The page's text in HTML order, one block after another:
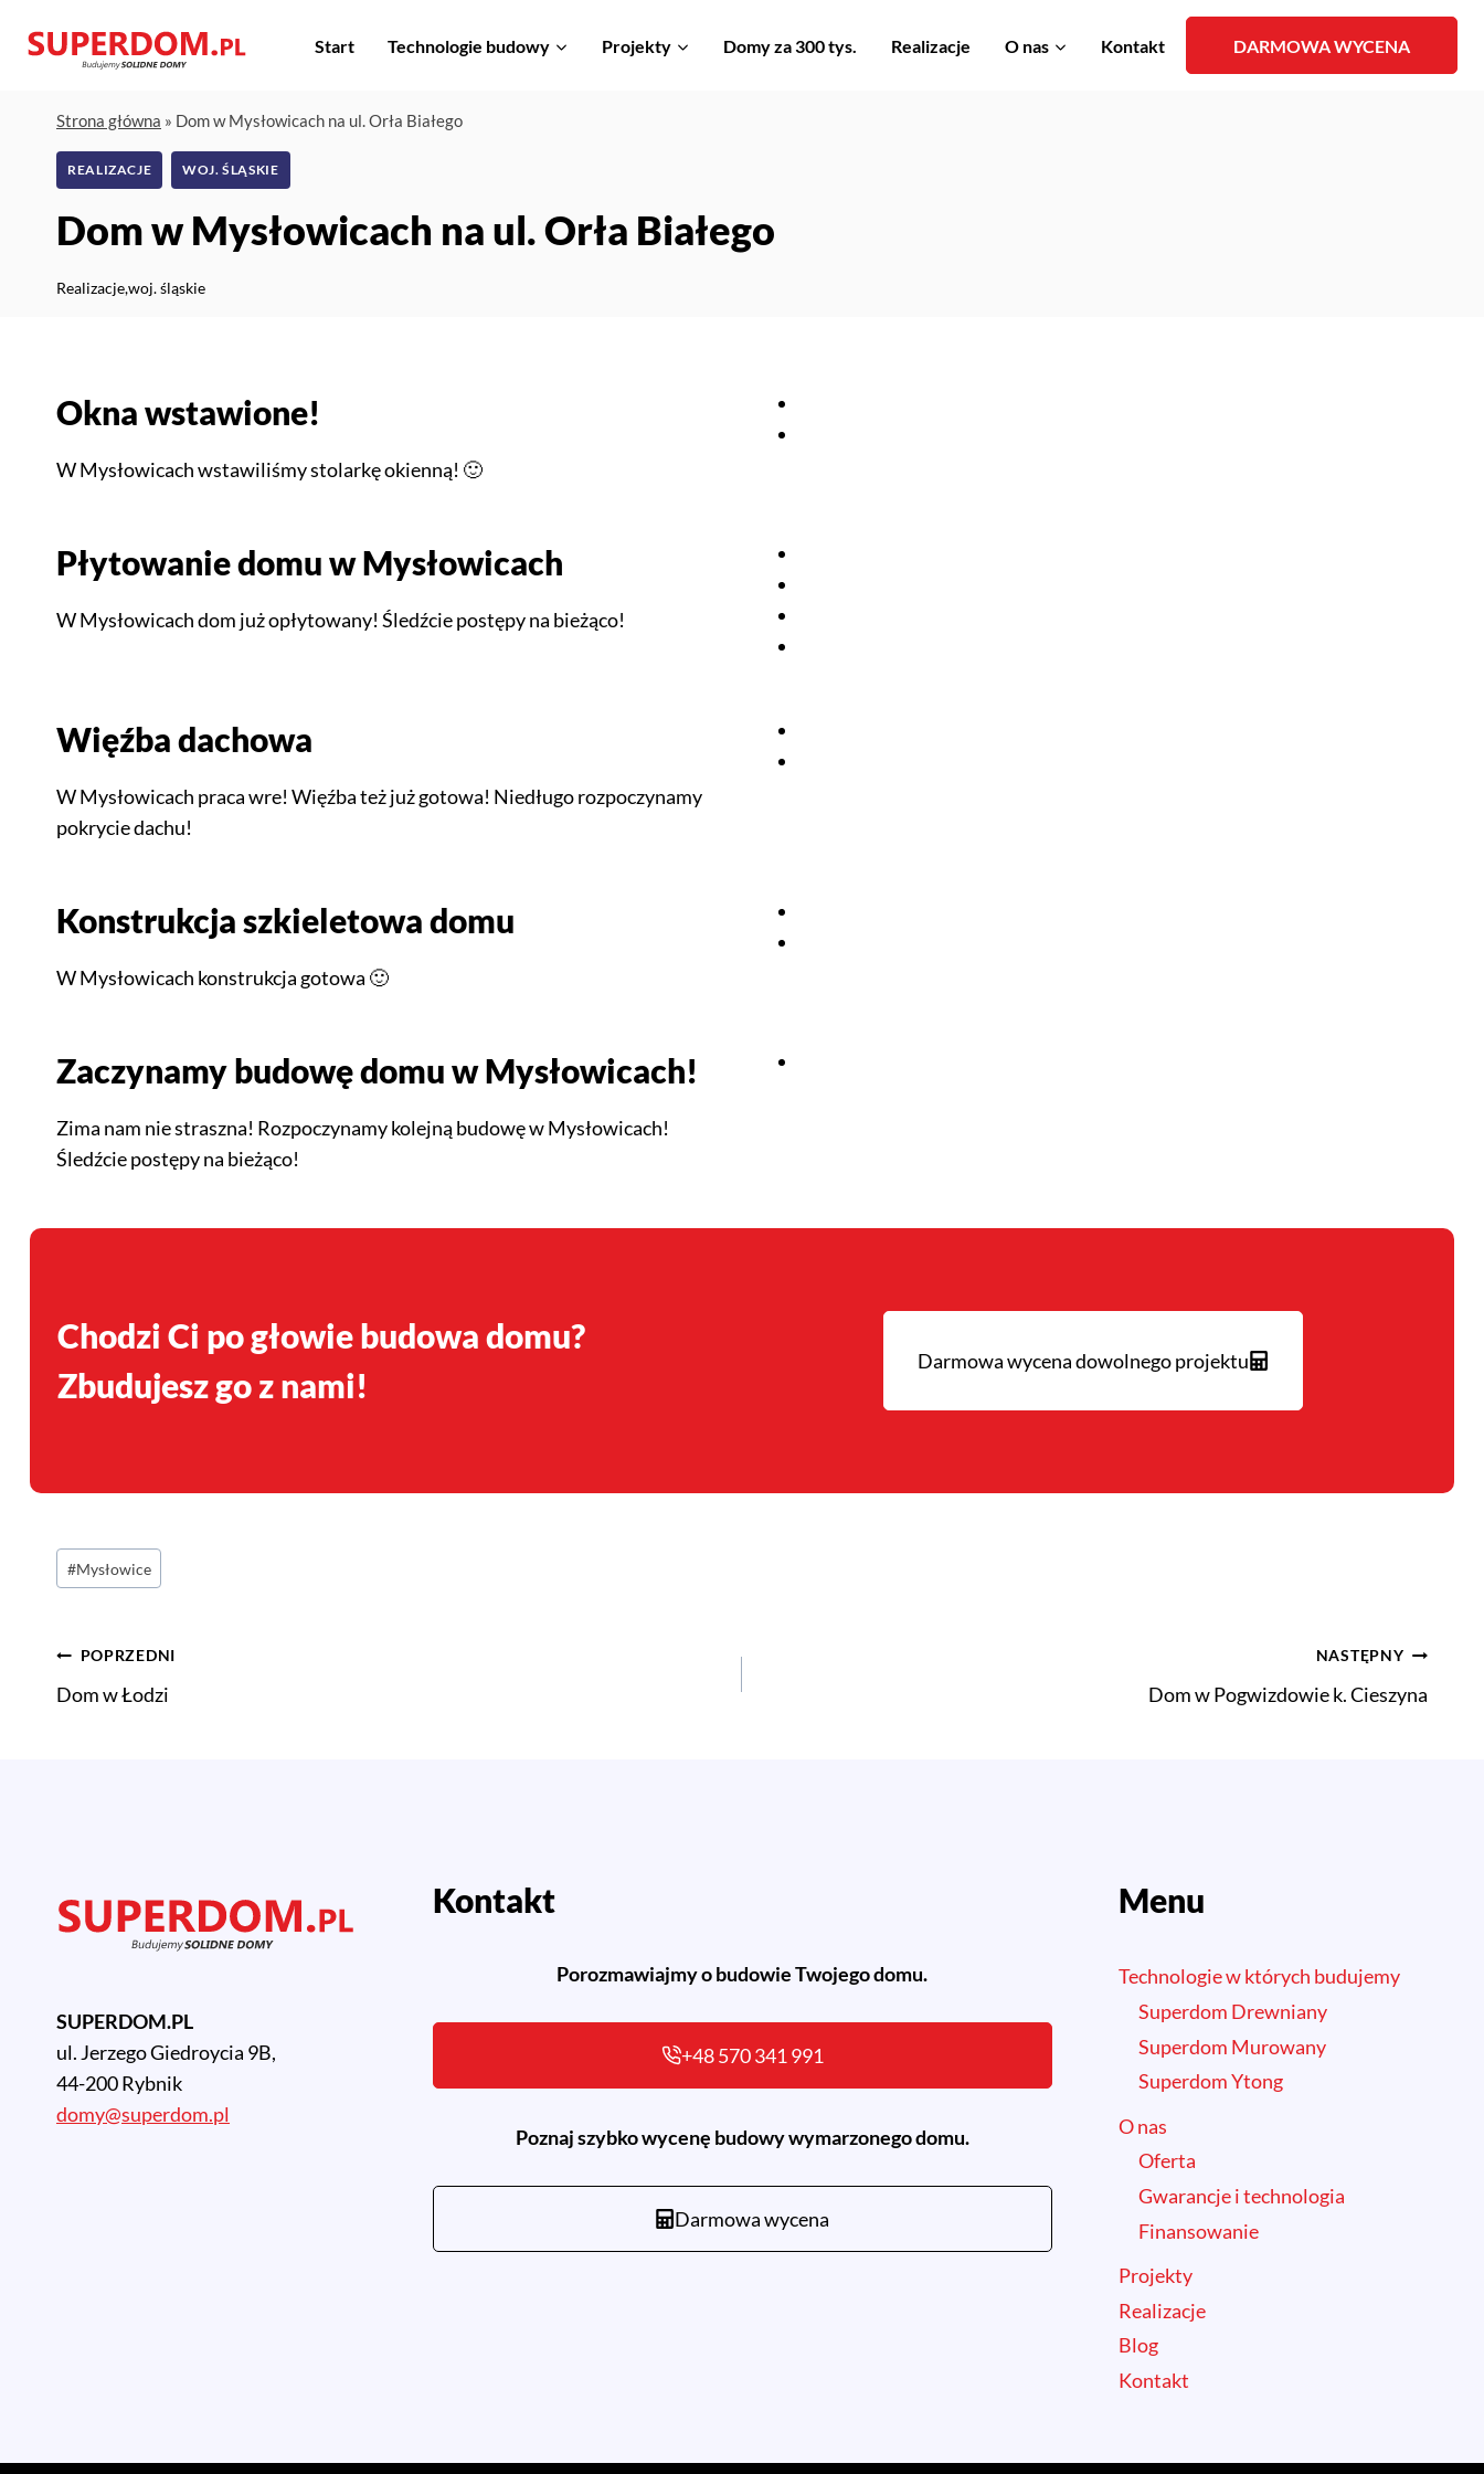
Start Technologie budowy Projekty Domy za 300 tys. Realizacje O nas Kontakt DARMOWA WYCENA
Strona główna » Dom w Mysłowicach na ul. Orła Białego
REALIZACJE WOJ. ŚLĄSKIE
Dom w Mysłowicach na ul. Orła Białego
Realizacje,woj. śląskie
Okna wstawione!
W Mysłowicach wstawiliśmy stolarkę okienną! 🙂
Płytowanie domu w Mysłowicach
W Mysłowicach dom już opłytowany! Śledźcie postępy na bieżąco!
Więźba dachowa
W Mysłowicach praca wre! Więźba też już gotowa! Niedługo rozpoczynamy
pokrycie dachu!
Konstrukcja szkieletowa domu
W Mysłowicach konstrukcja gotowa 🙂
Zaczynamy budowę domu w Mysłowicach!
Zima nam nie straszna! Rozpoczynamy kolejną budowę w Mysłowicach!
Śledźcie postępy na bieżąco!
Chodzi Ci po głowie budowa domu?
Zbudujesz go z nami!
Darmowa wycena dowolnego projektu
Tagi
wpisu:
#Mysłowice
Nawigacja
wpisu
POPRZEDNI
Dom w Łodzi
NASTĘPNY
Dom w Pogwizdowie k. Cieszyna
SUPERDOM.PL
ul. Jerzego Giedroycia 9B,
44-200 Rybnik
domy@superdom.pl
Kontakt
Porozmawiajmy o budowie Twojego domu.
+48 570 341 991
Poznaj szybko wycenę budowy wymarzonego domu.
Darmowa wycena
Menu
Technologie w których budujemy
Superdom Drewniany
Superdom Murowany
Superdom Ytong
O nas
Oferta
Gwarancje i technologia
Finansowanie
Projekty
Realizacje
Blog
Kontakt